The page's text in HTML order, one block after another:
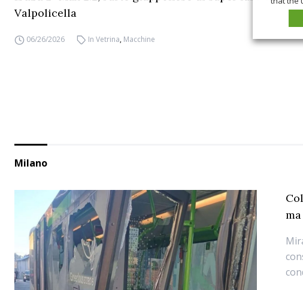
Valpolicella
06/26/2026 In Vetrina, Macchine
Milano